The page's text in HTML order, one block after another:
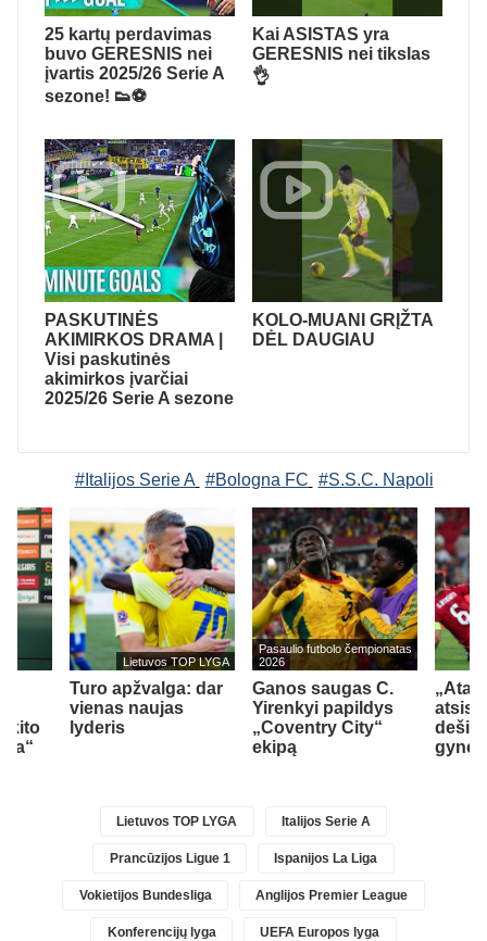
25 kartų perdavimas
buvo GERESNIS nei
įvartis 2025/26 Serie A
sezone! 👟⚽
Kai ASISTAS yra
GERESNIS nei tikslas
👌
PASKUTINĖS
AKIMIRKOS DRAMA |
Visi paskutinės
akimirkos įvarčiai
2025/26 Serie A sezone
KOLO-MUANI GRĮŽTA
DĖL DAUGIAU
#Italijos Serie A #Bologna FC #S.S.C. Napoli
kito
Lietuvos TOP LYGA
Turo apžvalga: dar
vienas naujas
lyderis
Pasaulio futbolo čempionatas
2026
Ganos saugas C.
Yirenkyi papildys
„Coventry City“
ekipą
Lietuvos TOP LYGA Italijos Serie A
Prancūzijos Ligue 1 Ispanijos La Liga
Vokietijos Bundesliga Anglijos Premier League
Konferencijų lyga UEFA Europos lyga